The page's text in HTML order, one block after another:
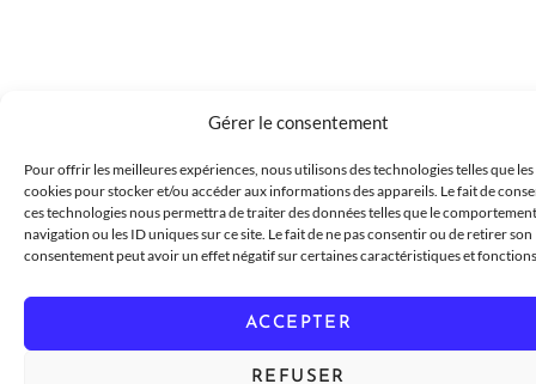
Gérer le consentement
Pour offrir les meilleures expériences, nous utilisons des technologies telles que les
cookies pour stocker et/ou accéder aux informations des appareils. Le fait de
ces technologies nous permettra de traiter des données telles que le
navigation ou les ID uniques sur ce site. Le fait de ne pas consentir ou de retirer son
consentement peut avoir un effet négatif sur certaines caractéristiques et
ACCEPTER
REFUSER